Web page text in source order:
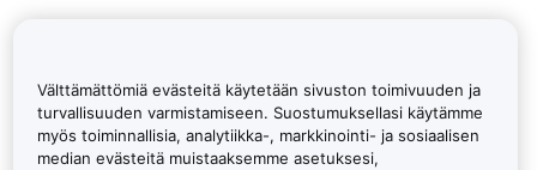
Välttämättömiä evästeitä käytetään sivuston toimivuuden ja
turvallisuuden varmistamiseen. Suostumuksellasi käytämme
myös toiminnallisia, analytiikka-, markkinointi- ja sosiaalisen
median evästeitä muistaaksemme asetuksesi,